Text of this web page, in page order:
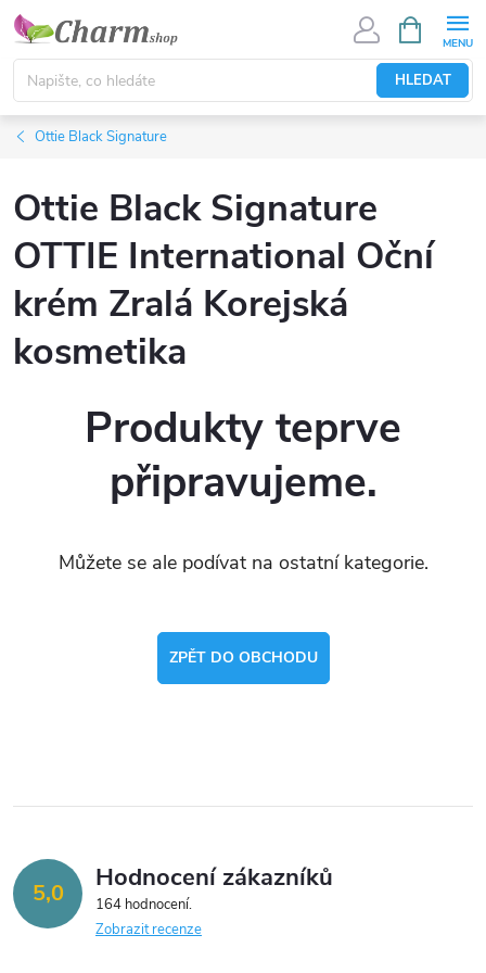
Přejít
obsah
HLEDAT
NÁKUPNÍ
KOŠÍK
Ottie Black Signature
Ottie Black Signature
OTTIE International Oční
krém Zralá Korejská
kosmetika
Produkty teprve
připravujeme.
Můžete se ale podívat na ostatní kategorie.
ZPĚT DO OBCHODU
5,0 Hodnocení zákazníků
164 hodnocení
Zobrazit recenze